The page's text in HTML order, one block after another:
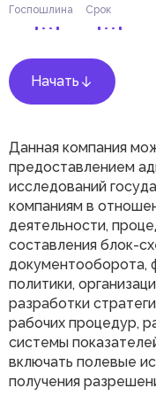
Госпошлина Срок
Начать
Данная компания
предоставлением
исследований
компаниям в
деятельности,
составления блок-
документооборота,
политики,
разработки
рабочих процедур,
системы
включать полевые
получения